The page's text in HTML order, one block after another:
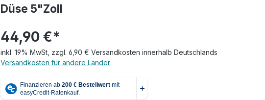
Düse 5"Zoll
44,90 €*
inkl. 19% MwSt, zzgl. 6,90 € Versandkosten innerhalb Deutschlands
Versandkosten für andere Länder